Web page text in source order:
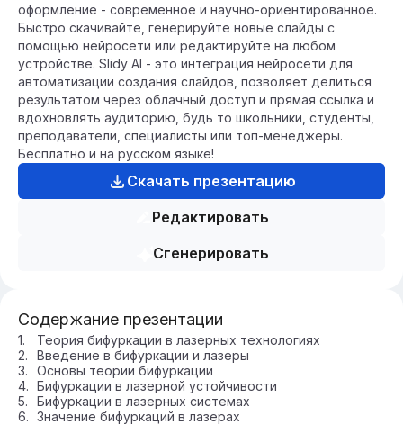
оформление - современное и научно-ориентированное.
Быстро скачивайте, генерируйте новые слайды с
помощью нейросети или редактируйте на любом
устройстве. Slidy AI - это интеграция нейросети для
автоматизации создания слайдов, позволяет делиться
результатом через облачный доступ и прямая ссылка и
вдохновлять аудиторию, будь то школьники, студенты,
преподаватели, специалисты или топ-менеджеры.
Бесплатно и на русском языке!
Скачать презентацию
Редактировать
Сгенерировать
Содержание презентации
Теория бифуркации в лазерных технологиях
Введение в бифуркации и лазеры
Основы теории бифуркации
Бифуркации в лазерной устойчивости
Бифуркации в лазерных системах
Значение бифуркаций в лазерах